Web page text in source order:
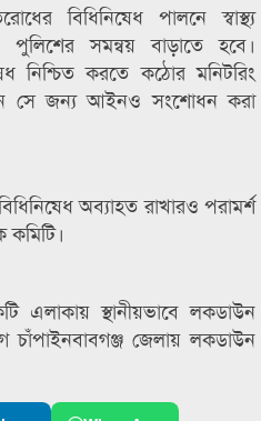
বিধিনিষেধ পালনে স্বাস্থ্য
সমন্বয় বাড়াতে হবে।
নিশ্চিত করতে কঠোর মনিটরিং
সে জন্য আইনও সংশোধন করা
অব্যাহত রাখারও পরামর্শ
কমিটি।
এলাকায় স্থানীয়ভাবে লকডাউন
জেলায় লকডাউন